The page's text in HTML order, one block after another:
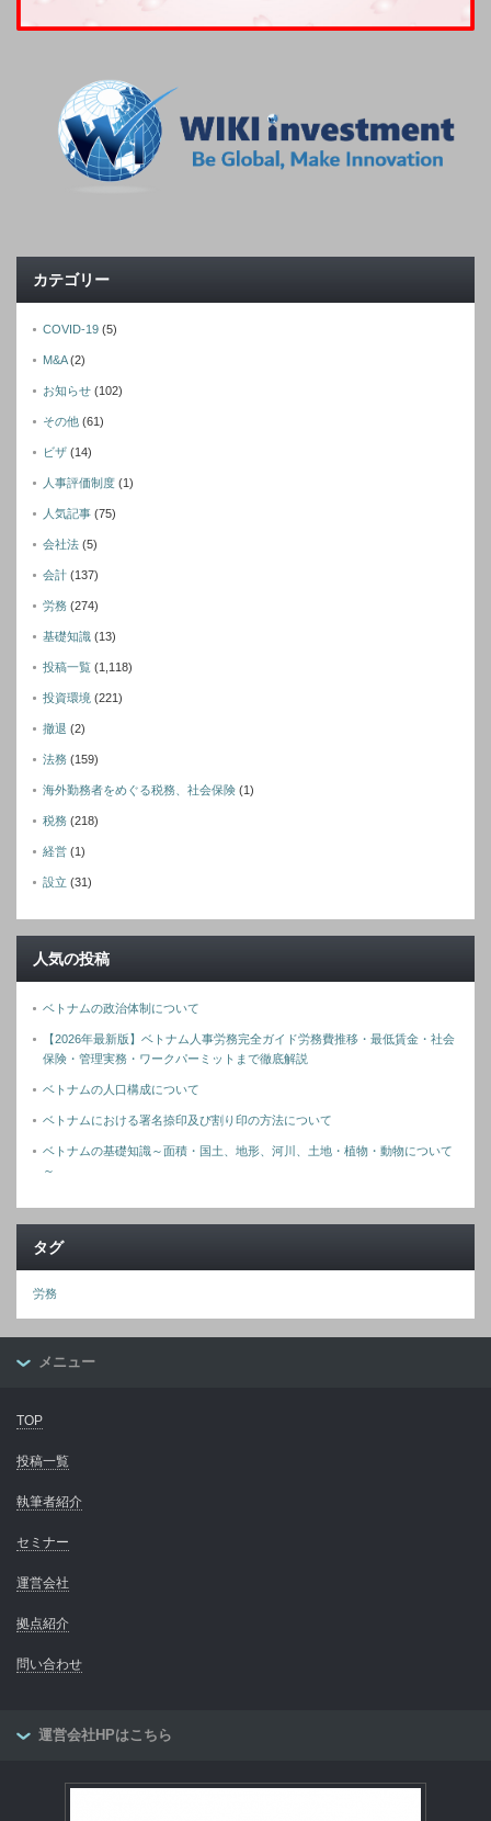
カテゴリー
COVID-19 (5)
M&A(2)
お知らせ (102)
その他 (61)
ビザ (14)
人事評価制度 (1)
人気記事 (75)
会社法 (5)
会計 (137)
労務 (274)
基礎知識 (13)
投稿一覧 (1,118)
投資環境 (221)
撤退 (2)
法務 (159)
海外勤務者をめぐる税務、社会保険 (1)
税務 (218)
経営 (1)
設立 (31)
人気の投稿
ベトナムの政治体制について
【2026年最新版】ベトナム人事労務完全ガイド労務費推移・最低賃金・社会
保険・管理実務・ワークパーミットまで徹底解説
ベトナムの人口構成について
ベトナムにおける署名捺印及び割り印の方法について
ベトナムの基礎知識～面積・国土、地形、河川、土地・植物・動物について
～
タグ
労務
メニュー
TOP
投稿一覧
執筆者紹介
セミナー
運営会社
拠点紹介
問い合わせ
運営会社HPはこちら